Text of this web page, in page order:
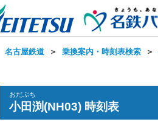
名古屋鉄道 ＞ 乗換案内・時刻表検索 ＞
おだぶち
小田渕(NH03) 時刻表